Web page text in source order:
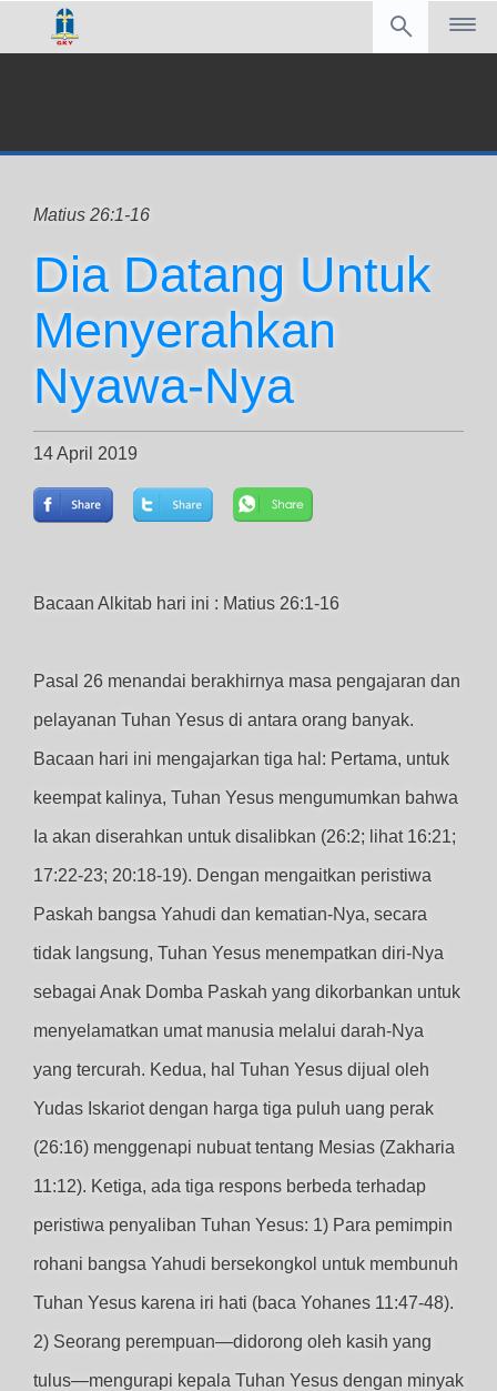
Matius 26:1-16
Dia Datang Untuk
Menyerahkan
Nyawa-Nya
14 April 2019
Bacaan Alkitab hari ini : Matius 26:1-16
Pasal 26 menandai berakhirnya masa pengajaran dan
pelayanan Tuhan Yesus di antara orang banyak.
Bacaan hari ini mengajarkan tiga hal: Pertama, untuk
keempat kalinya, Tuhan Yesus mengumumkan bahwa
Ia akan diserahkan untuk disalibkan (26:2; lihat 16:21;
17:22-23; 20:18-19). Dengan mengaitkan peristiwa
Paskah bangsa Yahudi dan kematian-Nya, secara
tidak langsung, Tuhan Yesus menempatkan diri-Nya
sebagai Anak Domba Paskah yang dikorbankan untuk
menyelamatkan umat manusia melalui darah-Nya
yang tercurah. Kedua, hal Tuhan Yesus dijual oleh
Yudas Iskariot dengan harga tiga puluh uang perak
(26:16) menggenapi nubuat tentang Mesias (Zakharia
11:12). Ketiga, ada tiga respons berbeda terhadap
peristiwa penyaliban Tuhan Yesus: 1) Para pemimpin
rohani bangsa Yahudi bersekongkol untuk membunuh
Tuhan Yesus karena iri hati (baca Yohanes 11:47-48).
2) Seorang perempuan—didorong oleh kasih yang
tulus—mengurapi kepala Tuhan Yesus dengan minyak